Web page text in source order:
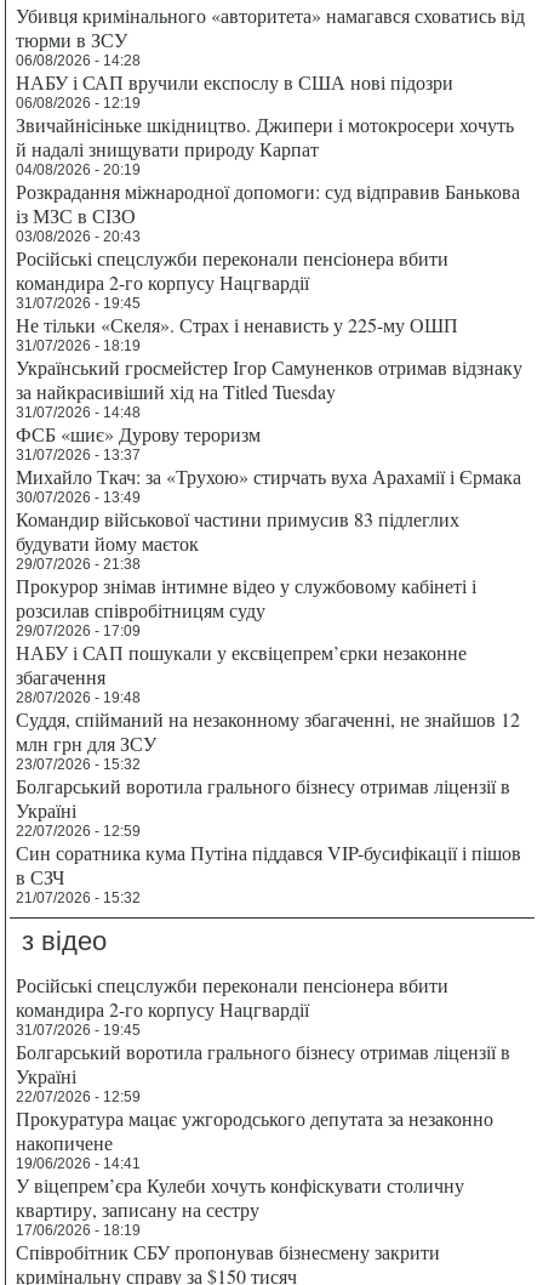
Убивця кримінального «авторитета» намагався сховатись від
тюрми в ЗСУ
06/08/2026 - 14:28
НАБУ і САП вручили експослу в США нові підозри
06/08/2026 - 12:19
Звичайнісіньке шкідництво. Джипери і мотокросери хочуть
й надалі знищувати природу Карпат
04/08/2026 - 20:19
Розкрадання міжнародної допомоги: суд відправив Банькова
із МЗС в СІЗО
03/08/2026 - 20:43
Російські спецслужби переконали пенсіонера вбити
командира 2-го корпусу Нацгвардії
31/07/2026 - 19:45
Не тільки «Скеля». Страх і ненависть у 225-му ОШП
31/07/2026 - 18:19
Український гросмейстер Ігор Самуненков отримав відзнаку
за найкрасивіший хід на Titled Tuesday
31/07/2026 - 14:48
ФСБ «шиє» Дурову тероризм
31/07/2026 - 13:37
Михайло Ткач: за «Трухою» стирчать вуха Арахамії і Єрмака
30/07/2026 - 13:49
Командир військової частини примусив 83 підлеглих
будувати йому маєток
29/07/2026 - 21:38
Прокурор знімав інтимне відео у службовому кабінеті і
розсилав співробітницям суду
29/07/2026 - 17:09
НАБУ і САП пошукали у ексвіцепрем’єрки незаконне
збагачення
28/07/2026 - 19:48
Суддя, спійманий на незаконному збагаченні, не знайшов 12
млн грн для ЗСУ
23/07/2026 - 15:32
Болгарський воротила грального бізнесу отримав ліцензії в
Україні
22/07/2026 - 12:59
Син соратника кума Путіна піддався VIP-бусифікації і пішов
в СЗЧ
21/07/2026 - 15:32
з відео
Російські спецслужби переконали пенсіонера вбити
командира 2-го корпусу Нацгвардії
31/07/2026 - 19:45
Болгарський воротила грального бізнесу отримав ліцензії в
Україні
22/07/2026 - 12:59
Прокуратура мацає ужгородського депутата за незаконно
накопичене
19/06/2026 - 14:41
У віцепрем’єра Кулеби хочуть конфіскувати столичну
квартиру, записану на сестру
17/06/2026 - 18:19
Співробітник СБУ пропонував бізнесмену закрити
кримінальну справу за $150 тисяч